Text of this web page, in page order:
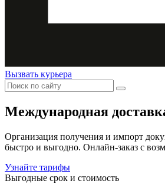
Вызвать курьера
Международная
Организация получения и импорт
быстро и выгодно. Онлайн-заказ с
Узнайте тарифы
Выгодные срок и стоимость